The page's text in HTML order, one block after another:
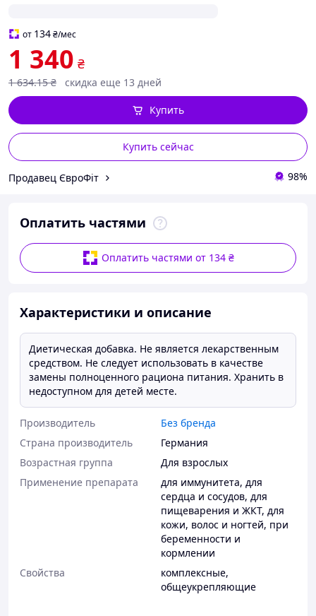
от 134₴/мес
1 340 ₴
1 634.15 ₴ скидка еще 13 дней
Купить сейчас
Купить
Продавец ЄвроФіт 98%
Оплатить частями
Оплатить частями от 134 ₴
Характеристики и описание
Диетическая добавка. Не является лекарственным
средством. Не следует использовать в качестве
замены полноценного рациона питания. Хранить в
недоступном для детей месте.
Производитель
Без бренда
Страна производитель
Германия
Возрастная группа
Для взрослых
Применение препарата
для иммунитета, для
сердца и сосудов, для
пищеварения и ЖКТ, для
кожи, волос и ногтей, при
беременности и
кормлении
Свойства
комплексные,
общеукрепляющие